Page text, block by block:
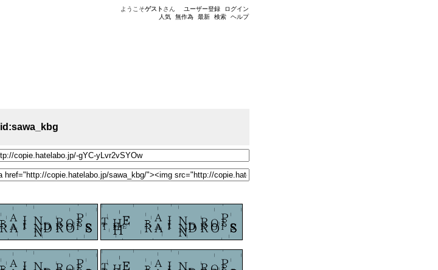
人気 無作為 最新 検索 ヘルプ
ようこそゲスト さん ユーザー登録 ログイン
id:sawa_kbg